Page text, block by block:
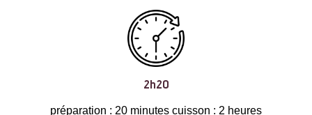
2h20
préparation : 20 minutes cuisson : 2 heures